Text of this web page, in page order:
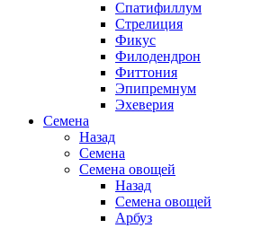
Спатифиллум
Стрелиция
Фикус
Филодендрон
Фиттония
Эпипремнум
Эхеверия
Семена
Назад
Семена
Семена овощей
Назад
Семена овощей
Арбуз